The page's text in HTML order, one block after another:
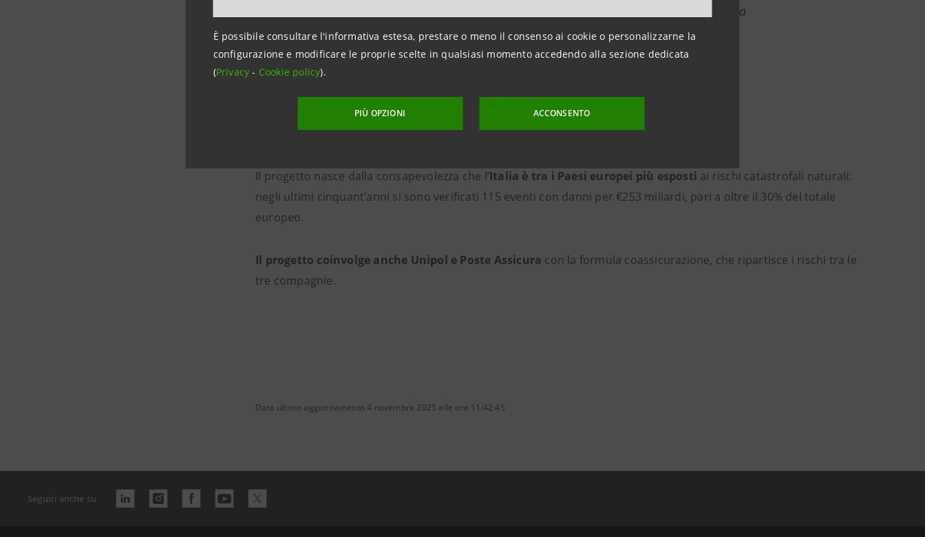
È possibile consultare l'informativa estesa, prestare o meno il consenso ai cookie o personalizzarne la
configurazione e modificare le proprie scelte in qualsiasi momento accedendo alla sezione dedicata
(Privacy- Cookie policy).
PIÙ OPZIONI ACCONSENTO
tempo stesso, per contribuire alla crescita e alla resilienza
del Paese”
Intesa Sanpaolo Protezione
Il progetto nasce dalla consapevolezza che l’Italia è tra i Paesi europei più esposti ai rischi catastrofali naturali:
negli ultimi cinquant’anni si sono verificati 115 eventi con danni per €253 miliardi, pari a oltre il 30% del totale
europeo.
Il progetto coinvolge anche Unipol e Poste Assicura con la formula coassicurazione, che ripartisce i rischi tra le
tre compagnie.
Data ultimo aggiornamento 4 novembre 2025 alle ore 11:42:45
Seguici anche su